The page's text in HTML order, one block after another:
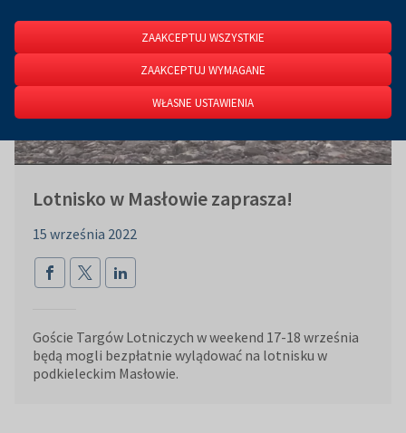
Lotnisko w Masłowie zaprasza!
15 września 2022
Goście Targów Lotniczych w weekend 17-18 września
będą mogli bezpłatnie wylądować na lotnisku w
podkieleckim Masłowie.
ZAAKCEPTUJ WSZYSTKIE
ZAAKCEPTUJ WYMAGANE
WŁASNE USTAWIENIA